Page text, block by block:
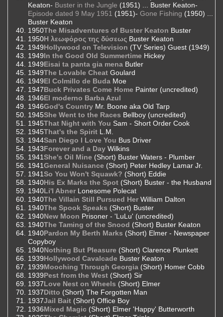
Keaton- Buster in the Jungle (1951) ... Buster Keaton-
Episode dated 9 May 1951 (1951)- Gone Fishing (1950) ...
Buster Keaton
1950The Misadventures of Buster Keaton Buster
1950Η λεωφόρος της δύσεως Buster Keaton
1949Hollywood on Television (TV Series) Guest (1949)
1949In the Good Old Summertime Hickey
1949Eisai ta panta gia mena Butler
1949The Lovable Cheat Goulard
1949El Colmillo de Buda Moe
1947Buck Privates Come Home Painter (uncredited)
1946El moderno Barba Azul
1946God's Country Mr. Boone aka Old Tarp
1945She Went to the Races Bellboy (uncredited)
1945That Night with You Sam - Short Order Cook
1945That's the Spirit L.M.
1944San Diego I Love You Bus Driver
1943Forever and a Day Wilkins
1941She's Oil Mine (Short) Buster Waters - Plumber
1941General Nuisance (Short) Peter Hedley Lamar Jr.
1941So You Won't Squawk? (Short) Eddie
1940His Ex Marks the Spot (Short) Buster - the Husband
1940Li'l Abner Lonesome Polecat
1940The Villain Still Pursued Her William Dalton
1940The Spook Speaks (Short) Buster
1940New Moon Prisoner - 'LuLu' (uncredited)
1940The Taming of the Snood (Short) Buster Keaton
1940Pardon My Berth Marks (Short) Elmer - Newspaper
Copyboy
1940Nothing But Pleasure (Short) Clarence Plunkett
1939Hollywood Cavalcade Buster Keaton
1939Mooching Through Georgia (Short) Homer Cobb
1939Pest from the West (Short) Sir
1937Love Nest on Wheels (Short) Elmer
1937Ditto (Short) The Forgotten Man
1937Jail Bait (Short) Office Boy
1936Mixed Magic (Short) Elmer 'Happy' Butterworth